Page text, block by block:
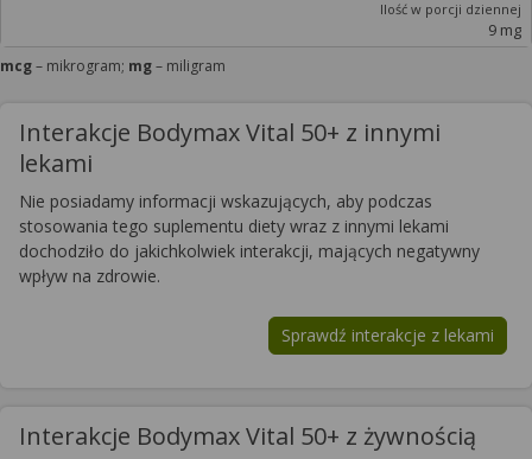
9 mg
mcg– mikrogram; mg– miligram
Interakcje Bodymax Vital 50+ z innymi
lekami
Nie posiadamy informacji wskazujących, aby podczas
stosowania tego suplementu diety wraz z innymi lekami
dochodziło do jakichkolwiek interakcji, mających negatywny
wpływ na zdrowie.
Sprawdź interakcje z lekami
Interakcje Bodymax Vital 50+ z żywnością